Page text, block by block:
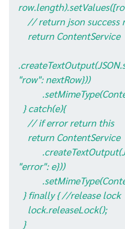
// return json success
return ContentService
"row": nextRow}))
} catch(e){
// if error return this
return ContentService
"error": e}))
} finally { //release lock
lock.releaseLock();
}